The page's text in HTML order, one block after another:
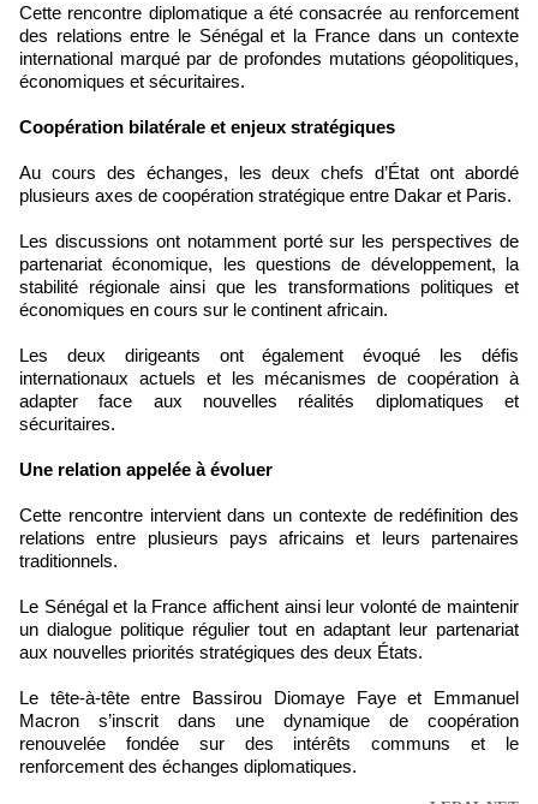
Cette rencontre diplomatique a été consacrée au renforcement
des relations entre le Sénégal et la France dans un contexte
international marqué par de profondes mutations géopolitiques,
économiques et sécuritaires.
Coopération bilatérale et enjeux stratégiques
Au cours des échanges, les deux chefs d’État ont abordé
plusieurs axes de coopération stratégique entre Dakar et Paris.
Les discussions ont notamment porté sur les perspectives de
partenariat économique, les questions de développement, la
stabilité régionale ainsi que les transformations politiques et
économiques en cours sur le continent africain.
Les deux dirigeants ont également évoqué les défis
internationaux actuels et les mécanismes de coopération à
adapter face aux nouvelles réalités diplomatiques et
sécuritaires.
Une relation appelée à évoluer
Cette rencontre intervient dans un contexte de redéfinition des
relations entre plusieurs pays africains et leurs partenaires
traditionnels.
Le Sénégal et la France affichent ainsi leur volonté de maintenir
un dialogue politique régulier tout en adaptant leur partenariat
aux nouvelles priorités stratégiques des deux États.
Le tête-à-tête entre Bassirou Diomaye Faye et Emmanuel
Macron s’inscrit dans une dynamique de coopération
renouvelée fondée sur des intérêts communs et le
renforcement des échanges diplomatiques.